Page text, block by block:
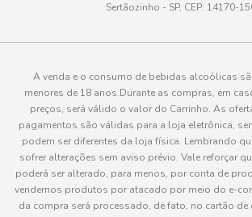
Sertãozinho - SP, CEP: 14170-
A venda e o consumo de bebidas alcoólicas
menores de 18 anos.Durante as compras, em
preços, será válido o valor do Carrinho. As
pagamentos são válidas para a loja eletrônica,
podem ser diferentes da loja física. Lembrando
sofrer alterações sem aviso prévio. Vale reforçar
poderá ser alterado, para menos, por conta de
vendemos produtos por atacado por meio do e-
da compra será processado, de fato, no cartão de